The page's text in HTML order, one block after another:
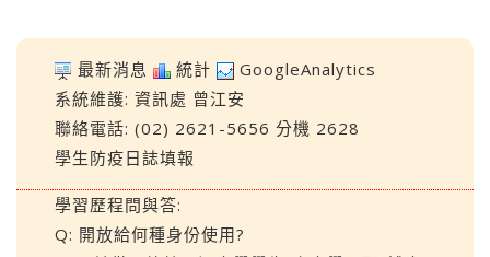
最新消息 統計
GoogleAnalytics
系統維護: 資訊處 曾江安
聯絡電話: (02) 2621-5656 分機 2628
學生防疫日誌填報
學習歷程問與答:
Q: 開放給何種身份使用?